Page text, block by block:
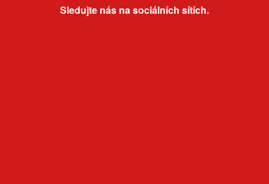
Sledujte nás na sociálních sítích.